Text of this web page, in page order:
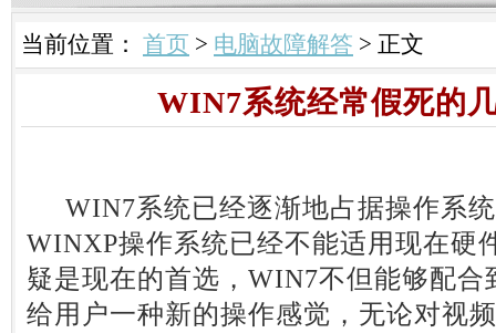
当前位置： 首页 > 电脑故障解答 > 正文
WIN7系统经常假死的
WIN7系统已经逐渐地占据操作系
WINXP操作系统已经不能适用现在硬
疑是现在的首选，WIN7不但能够配
给用户一种新的操作感觉，无论对视